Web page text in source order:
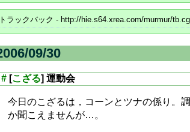
トラックバック - http://hie.s64.xrea.com/murmur/
09/30
# [こざる] 運動会
今日のこざるは，コーンとツナの係り。
か聞こえませんが…。